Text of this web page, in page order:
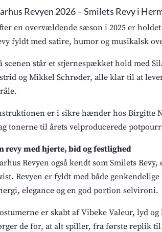
Revyen 2026 – Smilets Revy i
en overvældende sæson i 2025 er
fyldt med satire, humor og musikalsk
scenen står et stjernespækket hold med
og Mikkel Schrøder, alle klar til at
er i sikre hænder hos Birgitte
tonerne til årets velproducerede
revy med hjerte, bid og festlighed
Revyen også kendt som Smilets
Revyen er fyldt med både
elegance og en god portion selvironi.
er skabt af Vibeke Valeur, lyd
de for, at alt spiller, fra første replik til